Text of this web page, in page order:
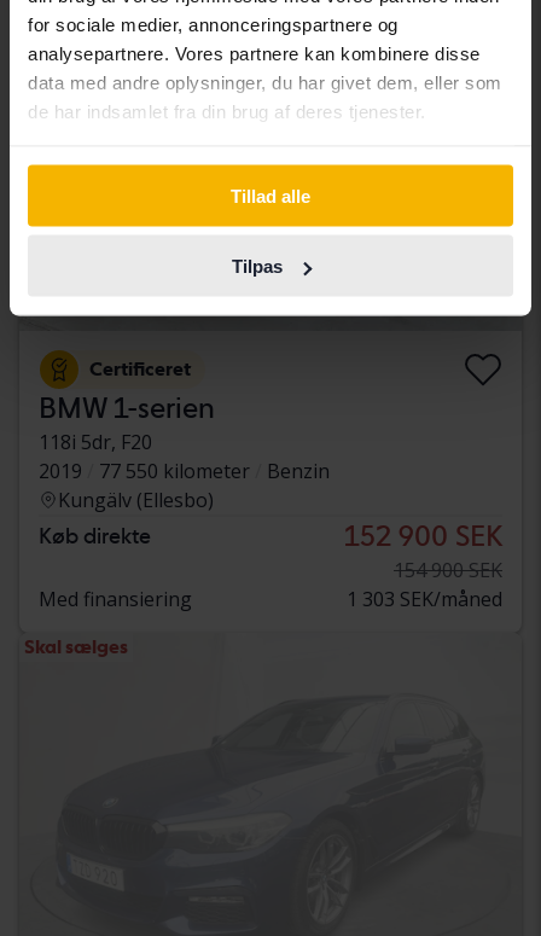
for sociale medier, annonceringspartnere og
analysepartnere. Vores partnere kan kombinere disse
data med andre oplysninger, du har givet dem, eller som
de har indsamlet fra din brug af deres tjenester.
Tillad alle
Tilpas
Nedsat pris
Certificeret
BMW 1-serien
118i 5dr, F20
2019
77 550 kilometer
Benzin
Kungälv (Ellesbo)
Køb direkte 152 900 SEK
154 900 SEK
Med finansiering
1 303 SEK/måned
Skal sælges